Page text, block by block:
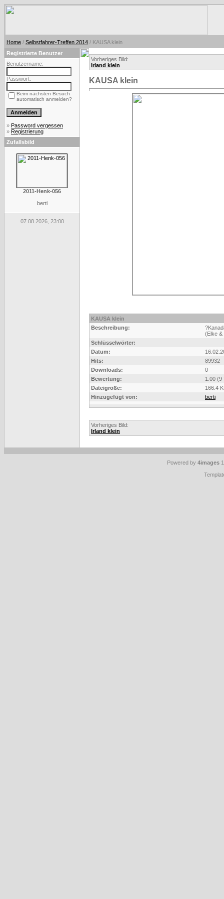
Home / Selbstfahrer-Treffen 2014 / KAUSA klein
Registrierte Benutzer
Benutzername:
Passwort:
Beim nächsten Besuch
automatisch anmelden?
» Password vergessen
» Registrierung
Zufallsbild
2011-Henk-056
berti
07.08.2026, 23:00
Vorheriges Bild:
Irland klein
KAUSA klein
KAUSA klein
Beschreibung:
(Elke &
Schlüsselwörter:
Datum:
Hits:
89932
Downloads:
0
Bewertung:
1.00 (9
Dateigröße:
166.4
Hinzugefügt von:
berti
Vorheriges Bild:
Irland klein
Powered by 4images